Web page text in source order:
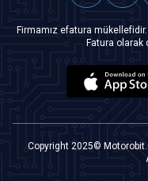
Firmamız efatura
Fatura olarak
Copyright 2025©